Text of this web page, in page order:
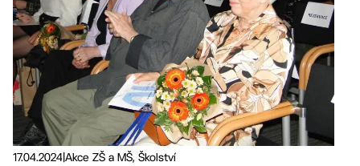
17.04.2024Akce ZŠ a MŠ, Školství